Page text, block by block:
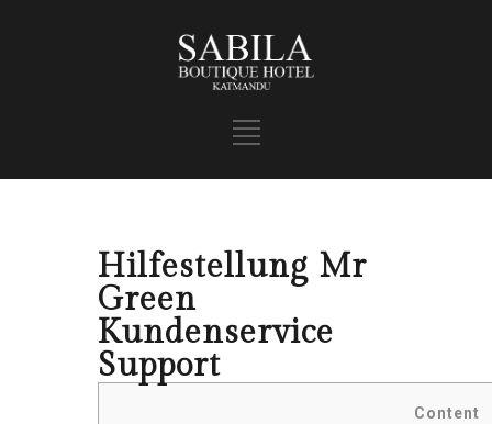
Hilfestellung Mr
Green
Kundenservice
Support
Content